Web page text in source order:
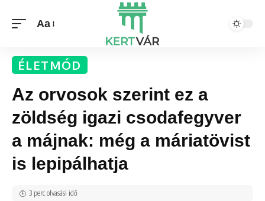
Aa
ÉLETMÓD
Az orvosok szerint ez a
zöldség igazi csodafegyver
a májnak: még a máriatövist
is lepipálhatja
3 perc olvasási idő